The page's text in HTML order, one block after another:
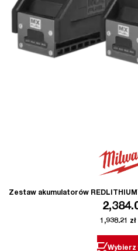
Zestaw akumulatorów
1,938.21 zł
Wybierz